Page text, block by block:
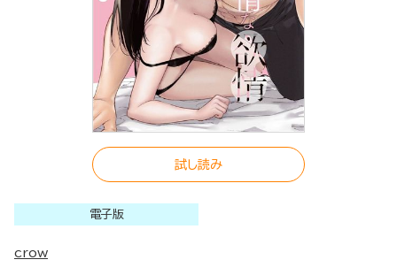
試し読み
電子版
crow